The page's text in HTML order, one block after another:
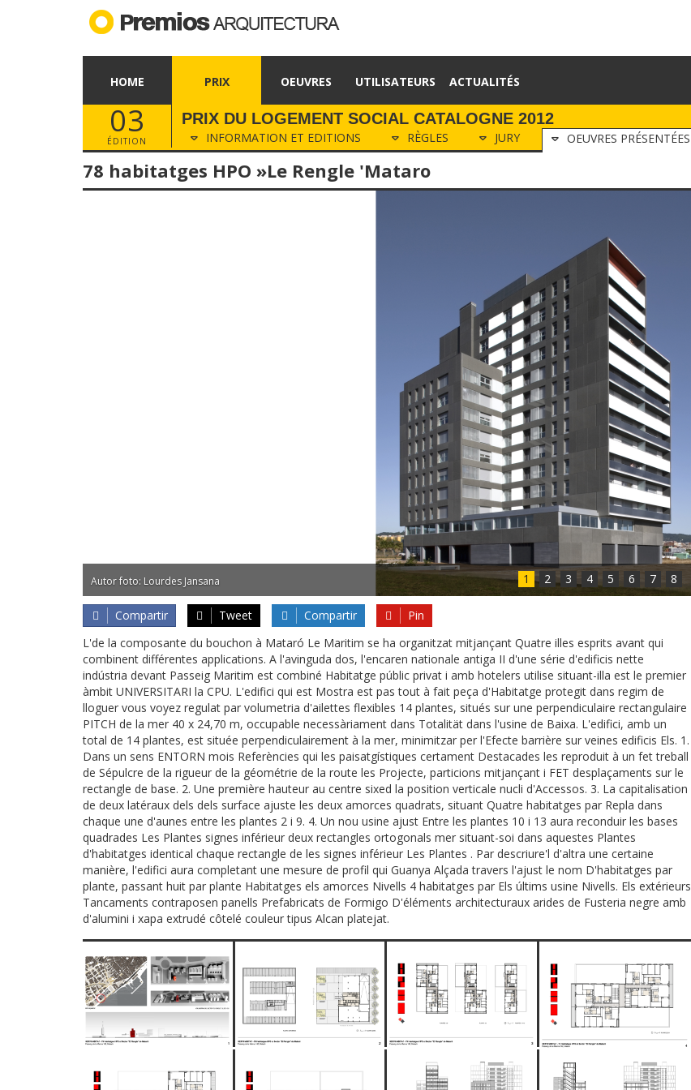
HOME PRIX OEUVRES UTILISATEURS ACTUALITÉS
03
ÉDITION
PRIX DU LOGEMENT SOCIAL CATALOGNE 2012
INFORMATION ET EDITIONS RÈGLES JURY OEUVRES PRÉSENTÉES
78 habitatges HPO »Le Rengle 'Mataro
1 2 3 4 5 6 7 8
Autor foto: Lourdes Jansana
Compartir Tweet Compartir
Pin
L'de la composante du bouchon à Mataró Le Maritim se ha organitzat mitjançant Quatre illes esprits avant qui
combinent différentes applications. A l'avinguda dos, l'encaren nationale antiga II d'une série d'edificis nette
indústria devant Passeig Maritim est combiné Habitatge públic privat i amb hotelers utilise situant-illa est le premier
àmbit UNIVERSITARI la CPU. L'edifici qui est Mostra est pas tout à fait peça d'Habitatge protegit dans regim de
lloguer vous voyez regulat par volumetria d'ailettes flexibles 14 plantes, situés sur une perpendiculaire rectangulaire
PITCH de la mer 40 x 24,70 m, occupable necessàriament dans Totalität dans l'usine de Baixa. L'edifici, amb un
total de 14 plantes, est située perpendiculairement à la mer, minimitzar per l'Efecte barrière sur veines edificis Els. 1.
Dans un sens ENTORN mois Referències qui les paisatgístiques certament Destacades les reproduit à un fet treball
de Sépulcre de la rigueur de la géométrie de la route les Projecte, particions mitjançant i FET desplaçaments sur le
rectangle de base. 2. Une première hauteur au centre sixed la position verticale nucli d'Accessos. 3. La capitalisation
de deux latéraux dels dels surface ajuste les deux amorces quadrats, situant Quatre habitatges par Repla dans
chaque une d'aunes entre les plantes 2 i 9. 4. Un nou usine ajust Entre les plantes 10 i 13 aura reconduir les bases
quadrades Les Plantes signes inférieur deux rectangles ortogonals mer situant-soi dans aquestes Plantes
d'habitatges identical chaque rectangle de les signes inférieur Les Plantes . Par descriure'l d'altra une certaine
manière, l'edifici aura completant une mesure de profil qui Guanya Alçada travers l'ajust le nom D'habitatges par
plante, passant huit par plante Habitatges els amorces Nivells 4 habitatges par Els últims usine Nivells. Els extérieurs
Tancaments contraposen panells Prefabricats de Formigo D'éléments architecturaux arides de Fusteria negre amb
d'alumini i xapa extrudé côtelé couleur tipus Alcan platejat.